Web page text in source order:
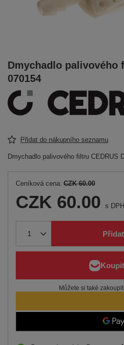
Dmychadlo palivového
070154
Přidat do nákupního seznamu
Dmychadlo palivového filtru CEDRUS
Ceníková cena: CZK 60.00
CZK 60.00 s DPH
Můžete si také